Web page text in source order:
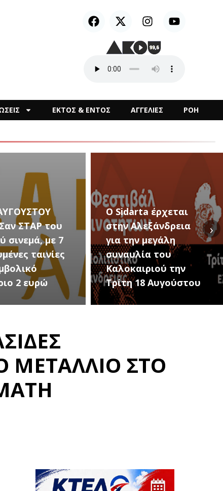
ΕΚΤΟΣ & ΕΝΤΟΣ ΑΓΓΕΛΙΕΣ ΡΟΗ
έρχεται
μεγάλη
του
την
Αυγούστου
Καλλιτεχνικές
Εκδηλώσεις Νέου
Προδρόμου Ημαθίας
(Μεταμόρφωση του
Σωτήρος)
›
ΜΕΤΑΛΛΙΟ ΣΤΟ